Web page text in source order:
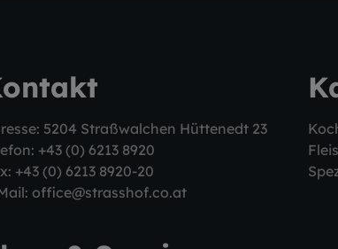
5204 Straßwalchen Hüttenedt 23
+43 (0) 6213 8920
+43 (0) 6213 8920-20
office@strasshof.co.at